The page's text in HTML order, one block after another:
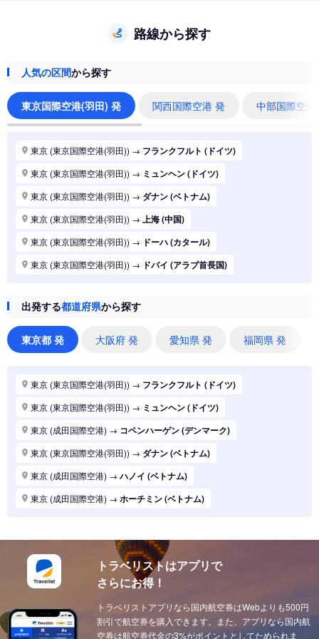
路線から探す
人気の区間から探す
東京国際空港(羽田) 発 関西国際空港 発 中部国際空
東京 (東京国際空港(羽田)) → フランクフルト (ドイツ)
東京 (東京国際空港(羽田)) → ミュンヘン (ドイツ)
東京 (東京国際空港(羽田)) → ダナン (ベトナム)
東京 (東京国際空港(羽田)) → 上海 (中国)
東京 (東京国際空港(羽田)) → ドーハ (カタール)
東京 (東京国際空港(羽田)) → ドバイ (アラブ首長国)
東京 (東京国際空港(羽田))→
東京 (東京国際空港(羽田)) シドニー (オーストラリア)
東京 (東京国際空港(羽田))
東京 (東京国際空港(羽田)) パリ (フランス)
東京 (東京国際空港(羽田)) ハノイ (ベトナム)
東京 (東京国際空港(羽田)) マニラ (フィリピン)
東京 (東京国際空港(羽田)) シンガポール (シンガポール)
東京 (東京国際空港(羽田)) ロンドン (イギリス(英国))
東京 (東京国際空港(羽田)) ホーチミン (ベトナム)
東京 (東京国際空港(羽田))→台北 (台湾)
東京 (東京国際空港(羽田))→広州 (中国)
東京 (東京国際空港(羽田))→北京 (中国)
東京 (東京国際空港(羽田)) → サンフランシスコ (アメリカ)
東京 (東京国際空港(羽田))→ニューヨーク (アメリカ)
出発する都道府県から探す
東京都 発 大阪府 発 愛知県 発 福岡県 発
東京 (東京国際空港(羽田)) → フランクフルト (ドイツ)
東京 (東京国際空港(羽田)) → ミュンヘン (ドイツ)
東京 (成田国際空港) → コペンハーゲン (デンマーク)
東京 (東京国際空港(羽田)) → ダナン (ベトナム)
東京 (成田国際空港) → ハノイ (ベトナム)
東京 (成田国際空港) → ホーチミン (ベトナム)
東京 (東京国際空港(羽田))→ドーハ (カタール)
東京 (成田国際空港) →ドーハ (カタール)
東京 (成田国際空港) →アブダビ (アラブ首長国)
東京 (成田国際空港)→イスタンブール (トルコ)
東京 (成田国際空港)→ウィーン (オーストリア)
トラベリストはアプリで
さらにお得！
トラベリストアプリなら国内航空券はWebよりも500円
割引で航空券を購入できます。また、アプリなら国内航
空券は航空券代金の3%がポイントとしてためられま